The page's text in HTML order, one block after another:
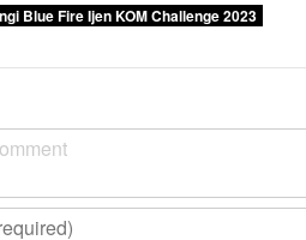
Blue Fire Ijen KOM Challenge 2023